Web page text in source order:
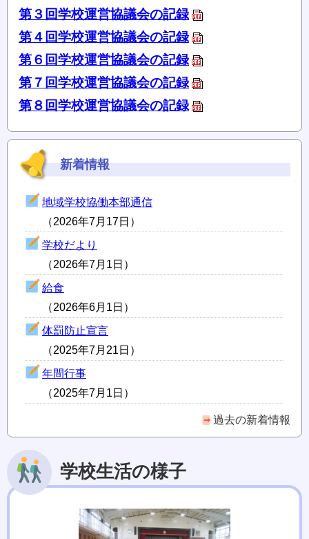
第３回学校運営協議会の記録
第４回学校運営協議会の記録
第６回学校運営協議会の記録
第７回学校運営協議会の記録
第８回学校運営協議会の記録
新着情報
地域学校協働本部通信
（2026年7月17日）
学校だより
（2026年7月1日）
給食
（2026年6月1日）
体罰防止宣言
（2025年7月21日）
年間行事
（2025年7月1日）
過去の新着情報
学校生活の様子